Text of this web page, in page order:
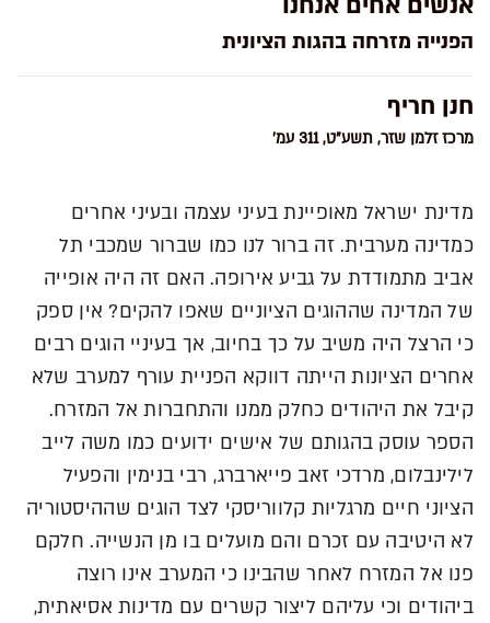
הפנייה מזרחה בהגות הציונית
חנן חריף
מרכז זלמן שזר, תשע"ט, 311 עמ'
מדינת ישראל מאופיינת בעיני עצמה ובעיני אחרים
כמדינה מערבית. זה ברור לנו כמו שברור שמכבי תל
אביב מתמודדת על גביע אירופה. האם זה היה אופייה
של המדינה שההוגים הציוניים שאפו להקים? אין ספק
כי הרצל היה משיב על כך בחיוב, אך בעיניי הוגים רבים
אחרים הציונות הייתה דווקא הפניית עורף למערב שלא
קיבל את היהודים כחלק ממנו והתחברות אל המזרח.
הספר עוסק בהגותם של אישים ידועים כמו משה לייב
לילינבלום, מרדכי זאב פייארברג, רבי בנימין והפעיל
הציוני חיים מרגליות קלווריסקי לצד הוגים שההיסטוריה
לא היטיבה עם זכרם והם מועלים בו מן הנשייה. חלקם
פנו אל המזרח לאחר שהבינו כי המערב אינו רוצה
ביהודים וכי עליהם ליצור קשרים עם מדינות אסיאתית,